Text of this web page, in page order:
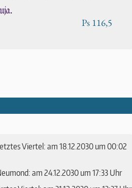
Ps 116,5
Viertel: am 18.12.2030 um 00:02
am 24.12.2030 um 17:33 Uhr